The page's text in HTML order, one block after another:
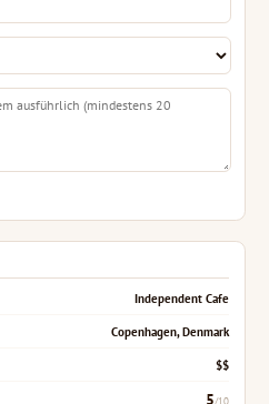
Independent Cafe
Copenhagen, Denmark
$$
5